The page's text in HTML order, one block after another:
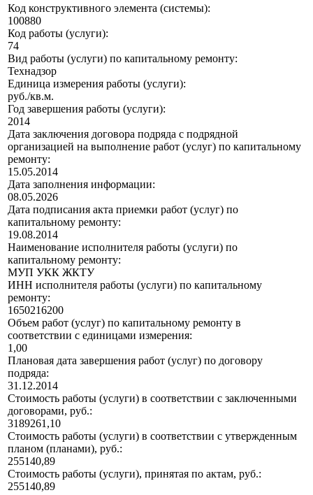
Код конструктивного элемента (системы):
100880
Код работы (услуги):
74
Вид работы (услуги) по капитальному ремонту:
Технадзор
Единица измерения работы (услуги):
руб./кв.м.
Год завершения работы (услуги):
2014
Дата заключения договора подряда с подрядной
организацией на выполнение работ (услуг) по капитальному
ремонту:
15.05.2014
Дата заполнения информации:
08.05.2026
Дата подписания акта приемки работ (услуг) по
капитальному ремонту:
19.08.2014
Наименование исполнителя работы (услуги) по
капитальному ремонту:
МУП УКК ЖКТУ
ИНН исполнителя работы (услуги) по капитальному
ремонту:
1650216200
Объем работ (услуг) по капитальному ремонту в
соответствии с единицами измерения:
1,00
Плановая дата завершения работ (услуг) по договору
подряда:
31.12.2014
Стоимость работы (услуги) в соответствии с заключенными
договорами, руб.:
3189261,10
Стоимость работы (услуги) в соответствии с утвержденным
планом (планами), руб.:
255140,89
Стоимость работы (услуги), принятая по актам, руб.:
255140,89